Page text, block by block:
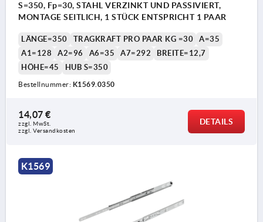
S=350, Fp=30, STAHL VERZINKT UND PASSIVIERT,
MONTAGE SEITLICH, 1 STÜCK ENTSPRICHT 1 PAAR
LÄNGE=350 TRAGKRAFT PRO PAAR KG =30
A=35
A1=128
A2=96 A6=35 A7=292
BREITE=12,7
HÖHE=45
HUB S=350
Bestellnummer: K1569.0350
14,07 €
zzgl. MwSt.
zzgl. Versandkosten
DETAILS
K1569